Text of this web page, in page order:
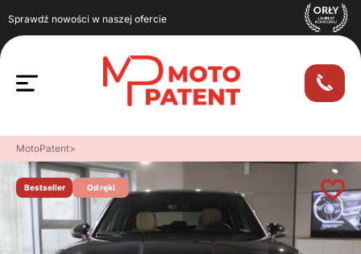
Sprawdź nowości w naszej ofercie
MotoPatent>
Bestseller Od ręki